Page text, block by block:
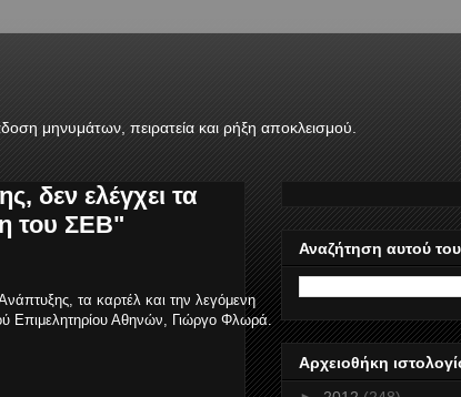
μηνυμάτων, πειρατεία και ρήξη αποκλεισμού.
δεν ελέγχει τα
του ΣΕΒ"
τα καρτέλ και την λεγόμενη
Επιμελητηρίου Αθηνών, Γιώργο Φλωρά.
Αναζήτηση αυτού
Αρχειοθήκη